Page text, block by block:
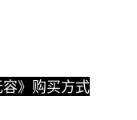
》购买方式